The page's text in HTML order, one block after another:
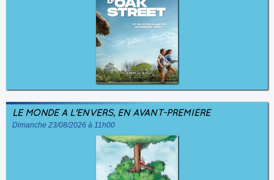
LE MONDE À L'ENVERS, EN AVANT-PREMIÈRE
Dimanche 23/08/2026 à 11h00